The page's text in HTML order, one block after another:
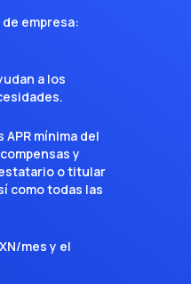
empresa:
a los
mínima del
y
o titular
como todas las
mes y el